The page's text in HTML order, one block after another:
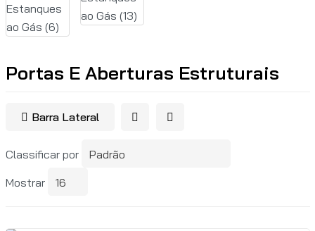
Portas E Aberturas Estruturais
Barra Lateral
Classificar por
Mostrar